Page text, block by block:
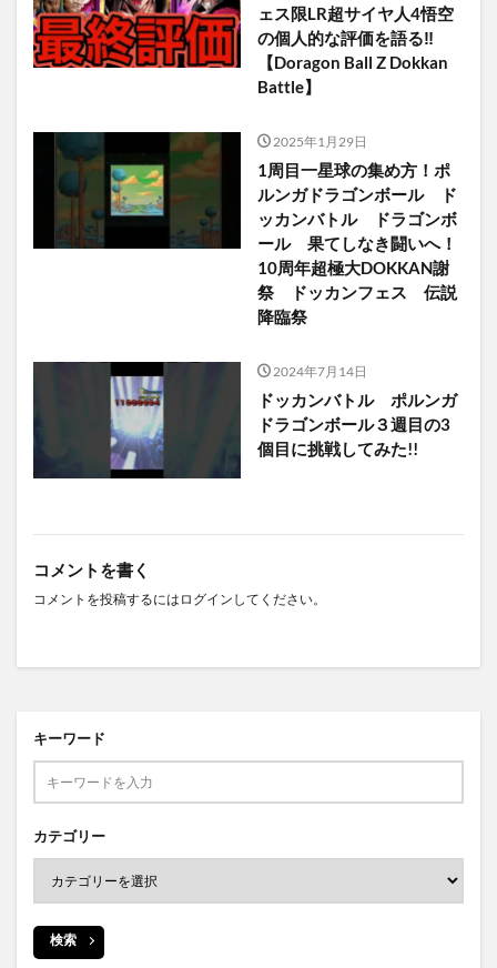
ェス限LR超サイヤ人4悟空
の個人的な評価を語る‼︎
【Doragon Ball Z Dokkan
Battle】
2025年1月29日
1周目一星球の集め方！ポ
ルンガドラゴンボール ド
ッカンバトル ドラゴンボ
ール 果てしなき闘いへ！
10周年超極大DOKKAN謝
祭 ドッカンフェス 伝説
降臨祭
2024年7月14日
ドッカンバトル ポルンガ
ドラゴンボール３週目の3
個目に挑戦してみた!!
コメントを書く
コメントを投稿するには ログイン してください。
キーワード
カテゴリー
検索